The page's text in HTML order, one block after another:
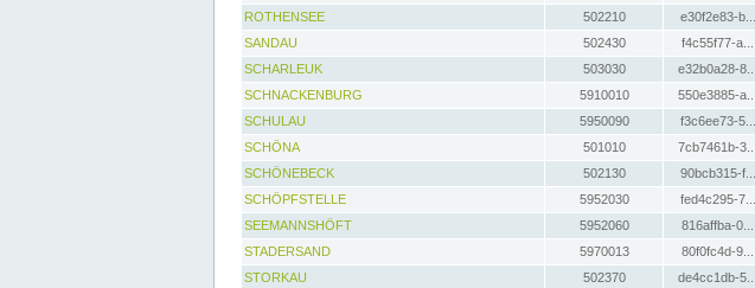
ROTHENSEE
502210 e30f2e83-b...
SANDAU
502430 f4c55f77-a...
SCHARLEUK
503030 e32b0a28-8...
SCHNACKENBURG
5910010 550e3885-a...
SCHULAU
5950090 f3c6ee73-5...
SCHÖNA
501010 7cb7461b-3...
SCHÖNEBECK
502130 90bcb315-f...
SCHÖPFSTELLE
5952030 fed4c295-7...
SEEMANNSHÖFT
5952060 816affba-0...
STADERSAND
5970013 80f0fc4d-9...
STORKAU
502370 de4cc1db-5...